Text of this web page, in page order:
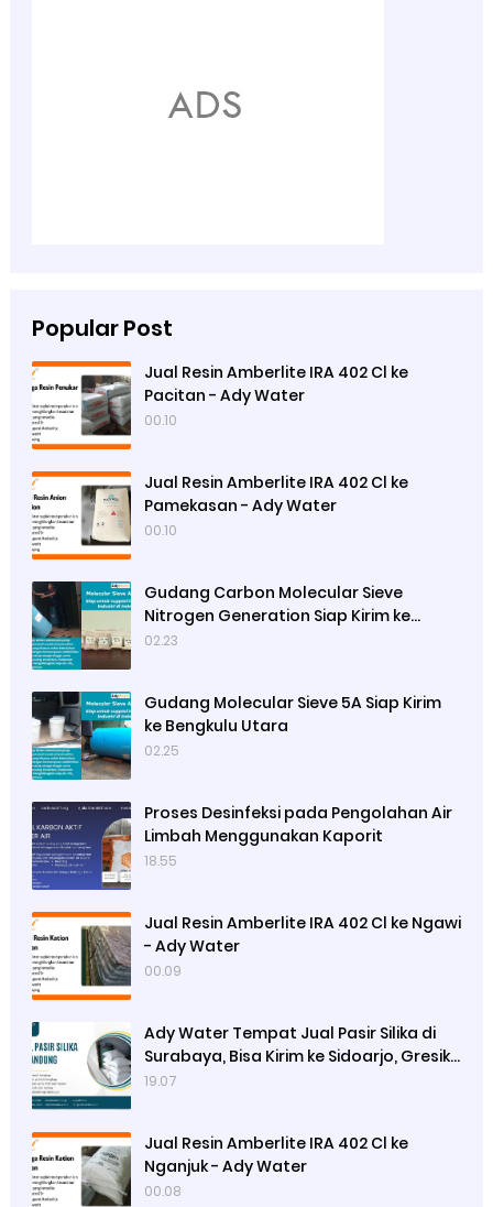
Popular Post
Jual Resin Amberlite IRA 402 Cl ke
Pacitan - Ady Water
00.10
Jual Resin Amberlite IRA 402 Cl ke
Pamekasan - Ady Water
00.10
Gudang Carbon Molecular Sieve
Nitrogen Generation Siap Kirim ke
Sibolga
02.23
Gudang Molecular Sieve 5A Siap Kirim
ke Bengkulu Utara
02.25
Proses Desinfeksi pada Pengolahan Air
Limbah Menggunakan Kaporit
18.55
Jual Resin Amberlite IRA 402 Cl ke Ngawi
- Ady Water
00.09
Ady Water Tempat Jual Pasir Silika di
Surabaya, Bisa Kirim ke Sidoarjo, Gresik,
Semarang
19.07
Jual Resin Amberlite IRA 402 Cl ke
Nganjuk - Ady Water
00.08